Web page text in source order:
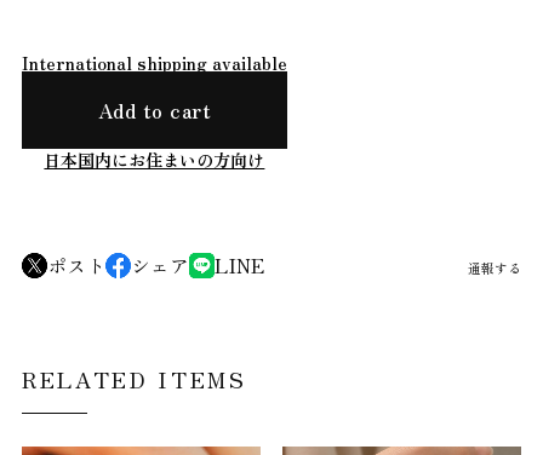
International shipping available
Add to cart
日本国内にお住まいの方向け
ポスト シェア LINE 通報する
RELATED ITEMS